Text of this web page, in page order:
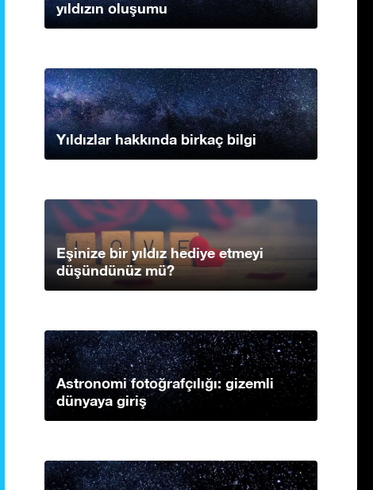
yıldızın oluşumu
Yıldızlar hakkında birkaç bilgi
Eşinize bir yıldız hediye etmeyi
düşündünüz mü?
Astronomi fotoğrafçılığı: gizemli
dünyaya giriş